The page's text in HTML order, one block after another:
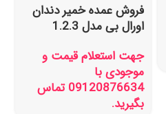
فروش عمده خمیر دندان
اورال بی مدل 1.2.3
جهت استعلام قیمت و
موجودی با
09120876634 تماس
بگیرید.